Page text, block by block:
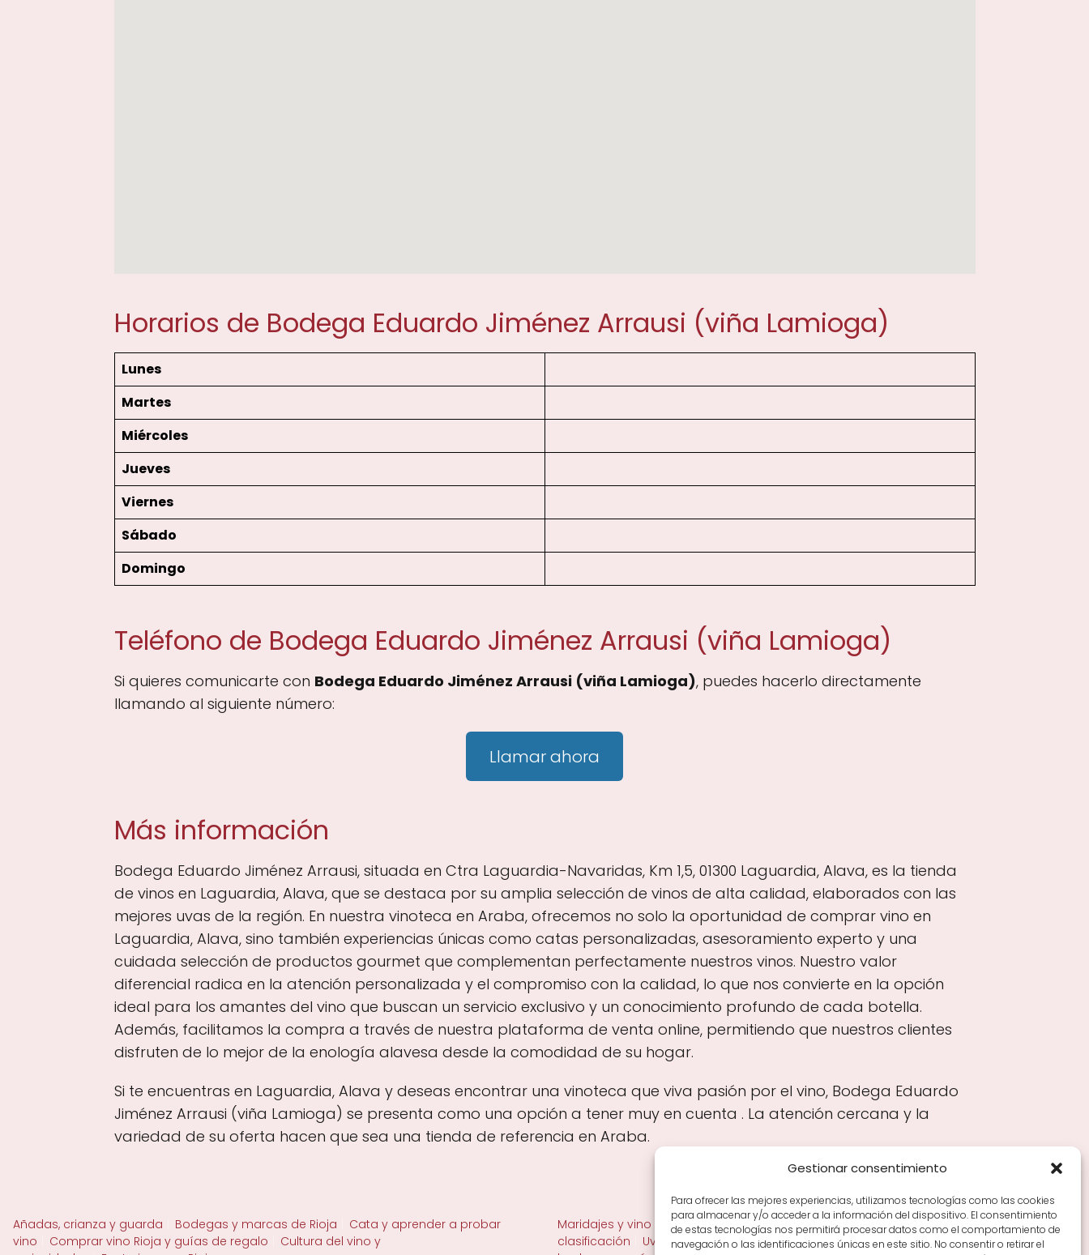
Gestionar consentimiento
Para ofrecer las mejores experiencias, utilizamos tecnologías como las cookies
para almacenar y/o acceder a la información del dispositivo. El consentimiento
de estas tecnologías nos permitirá procesar datos como el comportamiento de
navegación o las identificaciones únicas en este sitio. No consentir o retirar el
Horarios de Bodega Eduardo Jiménez Arrausi (viña Lamioga)
Lunes
Martes
Miércoles
Jueves
Viernes
Sábado
Domingo
Teléfono de Bodega Eduardo Jiménez Arrausi (viña Lamioga)
Si quieres comunicarte con Bodega Eduardo Jiménez Arrausi (viña Lamioga), puedes hacerlo directamente
llamando al siguiente número:
Llamar ahora
Más información
Bodega Eduardo Jiménez Arrausi, situada en Ctra Laguardia-Navaridas, Km 1,5, 01300 Laguardia, Alava, es la tienda
de vinos en Laguardia, Alava, que se destaca por su amplia selección de vinos de alta calidad, elaborados con las
mejores uvas de la región. En nuestra vinoteca en Araba, ofrecemos no solo la oportunidad de comprar vino en
Laguardia, Alava, sino también experiencias únicas como catas personalizadas, asesoramiento experto y una
cuidada selección de productos gourmet que complementan perfectamente nuestros vinos. Nuestro valor
diferencial radica en la atención personalizada y el compromiso con la calidad, lo que nos convierte en la opción
ideal para los amantes del vino que buscan un servicio exclusivo y un conocimiento profundo de cada botella.
Además, facilitamos la compra a través de nuestra plataforma de venta online, permitiendo que nuestros clientes
disfruten de lo mejor de la enología alavesa desde la comodidad de su hogar.
Si te encuentras en Laguardia, Alava y deseas encontrar una vinoteca que viva pasión por el vino, Bodega Eduardo
Jiménez Arrausi (viña Lamioga) se presenta como una opción a tener muy en cuenta . La atención cercana y la
variedad de su oferta hacen que sea una tienda de referencia en Araba.
Añadas, crianza y guarda Bodegas y marcas de Rioja
Cata y aprender a probar
vino
Comprar vino Rioja y guías de regalo
Cultura del vino y
Maridajes y vino en la mesa Tiendas de vino por ciudades
Tipos de Rioja y
clasificación
Uvas y viñedo en Rioja Vino Rioja para empezar
Zonas de Rioja y